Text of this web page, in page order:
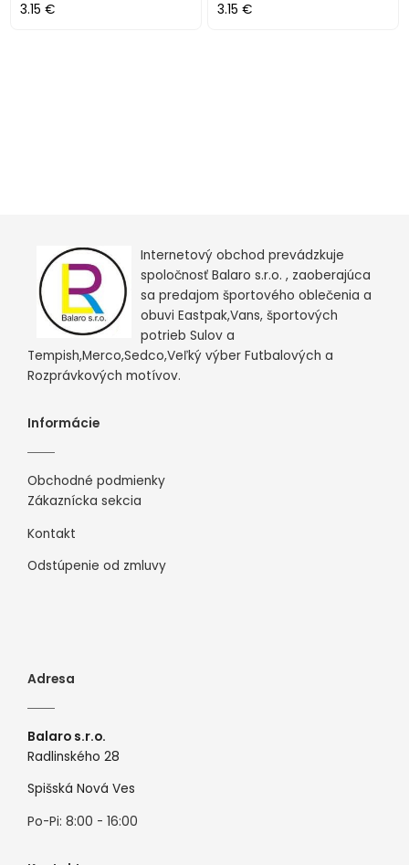
3.15 € 3.15 €
Internetový obchod prevádzkuje
spoločnosť Balaro s.r.o. , zaoberajúca
sa predajom športového oblečenia a
obuvi Eastpak,Vans, športových
potrieb Sulov a
Tempish,Merco,Sedco,Veľký výber Futbalových a
Rozprávkových motívov.
Informácie
Obchodné podmienky
Zákaznícka sekcia
Kontakt
Odstúpenie od zmluvy
Adresa
Balaro s.r.o.
Radlinského 28
Spišská Nová Ves
Po-Pi: 8:00 - 16:00